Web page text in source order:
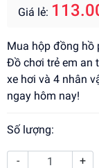
Giá lẻ:
Mua hộp đồng hồ
Đồ chơi trẻ em an
xe hơi và 4 nhân
ngay hôm nay!
Số lượng:
- +